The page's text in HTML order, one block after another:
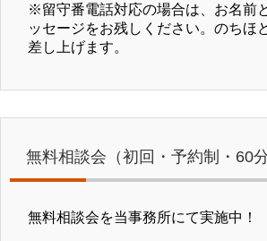
※留守番電話対応の場合は、お名前
ッセージをお残しください。のちほ
差し上げます。
無料相談会（初回・予約制・60分
無料相談会を当事務所にて実施中！